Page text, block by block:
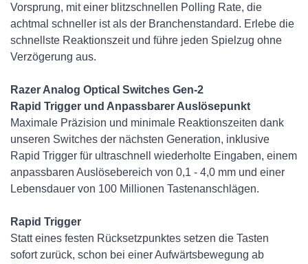
Vorsprung, mit einer blitzschnellen Polling Rate, die
achtmal schneller ist als der Branchenstandard. Erlebe die
schnellste Reaktionszeit und führe jeden Spielzug ohne
Verzögerung aus.
Razer Analog Optical Switches Gen-2
Rapid Trigger und Anpassbarer Auslösepunkt
Maximale Präzision und minimale Reaktionszeiten dank
unseren Switches der nächsten Generation, inklusive
Rapid Trigger für ultraschnell wiederholte Eingaben, einem
anpassbaren Auslösebereich von 0,1 - 4,0 mm und einer
Lebensdauer von 100 Millionen Tastenanschlägen.
Rapid Trigger
Statt eines festen Rücksetzpunktes setzen die Tasten
sofort zurück, schon bei einer Aufwärtsbewegung ab